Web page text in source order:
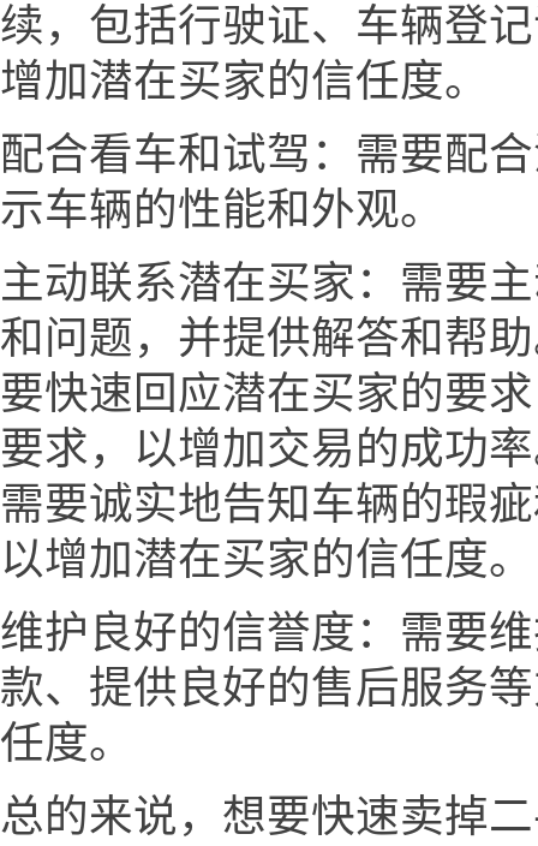
续，包括行驶证、车辆登
增加潜在买家的信任度。
配合看车和试驾：需要配
示车辆的性能和外观。
主动联系潜在买家：需要
和问题，并提供解答和帮
要快速回应潜在买家的要
要求，以增加交易的成功
需要诚实地告知车辆的瑕
以增加潜在买家的信任度。
维护良好的信誉度：需要
款、提供良好的售后服务
任度。
总的来说，想要快速卖掉